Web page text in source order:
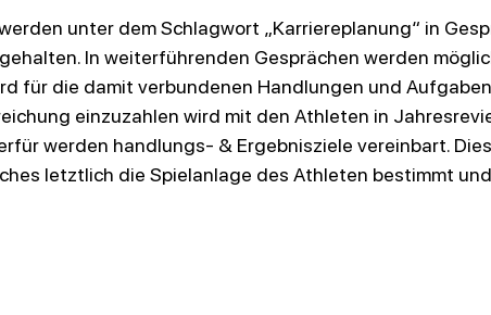
unter dem Schlagwort „Karriereplanung“ in
In weiterführenden Gesprächen werden
für die damit verbundenen Handlungen und
einzuzahlen wird mit den Athleten in
werden handlungs- & Ergebnisziele vereinbart.
letztlich die Spielanlage des Athleten bestimmt